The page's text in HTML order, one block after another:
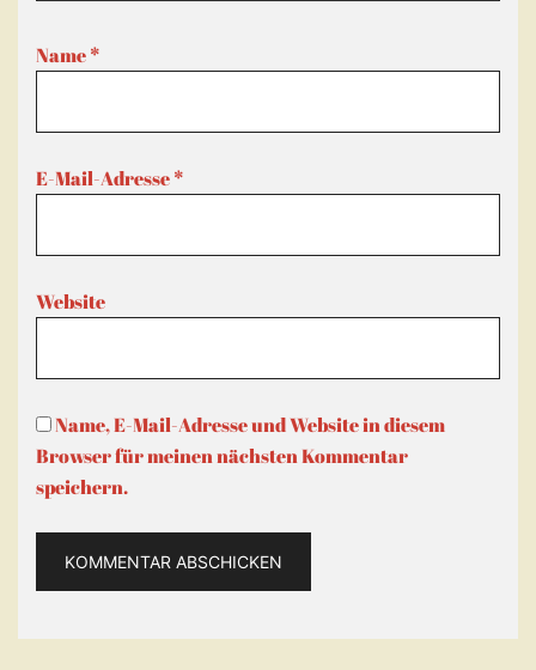
Name*
E-Mail-Adresse*
Website
Name, E-Mail-Adresse und Website in diesem
Browser für meinen nächsten Kommentar
speichern.